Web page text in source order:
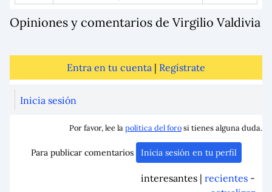
Opiniones y comentarios de Virgilio Valdivia
Entra en tu cuenta | Regístrate
Inicia sesión
Por favor, lee lapolítica del forosi tienes alguna duda.
Para publicar comentarios Inicia sesión en tu perfil
interesantes | recientes -